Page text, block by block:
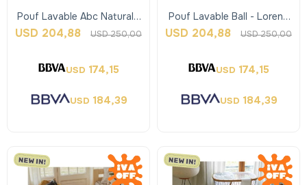
Pouf Lavable Abc Natural -
Black - Lorena Canals
USD 204,88 USD250,00
USD 174,15
USD 184,39
Pouf Lavable Ball - Lorena
Canals
USD 204,88 USD250,00
USD 174,15
USD 184,39